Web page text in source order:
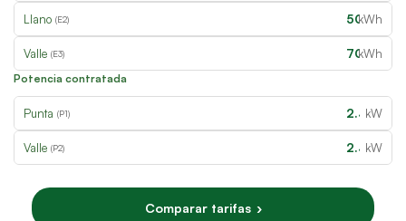
Llano (E2) kWh
Valle (E3) kWh
Potencia contratada
Punta (P1) kW
Valle (P2) kW
Comparar tarifas ›